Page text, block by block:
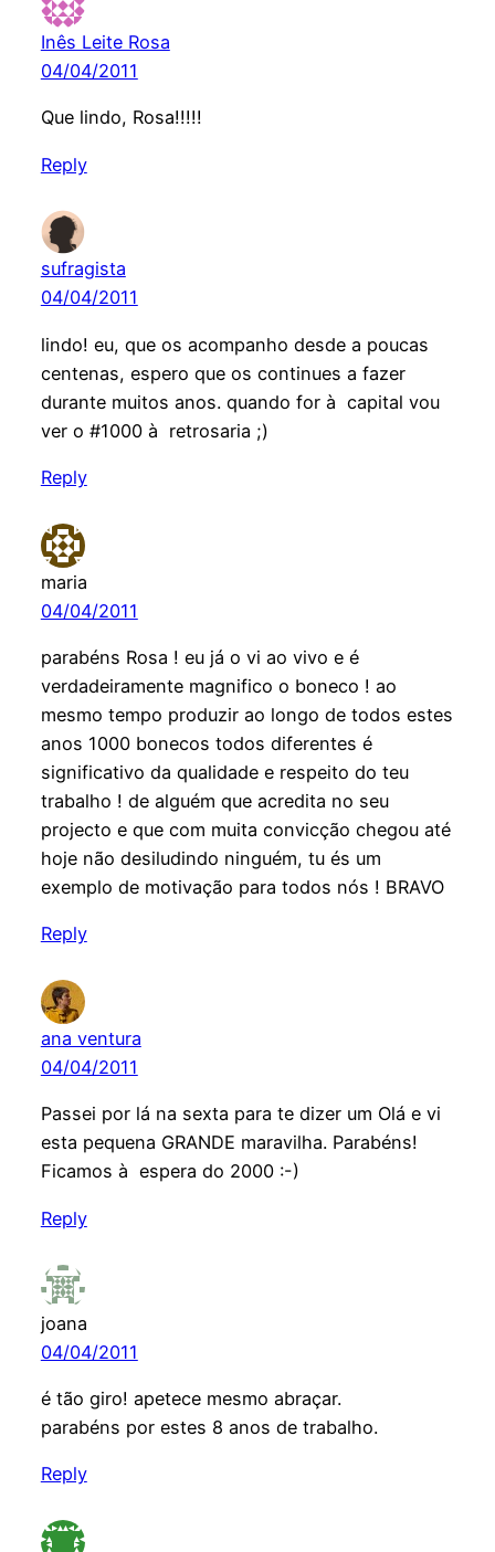
Inês Leite Rosa
04/04/2011
Que lindo, Rosa!!!!!
Reply
sufragista
04/04/2011
lindo! eu, que os acompanho desde a poucas
centenas, espero que os continues a fazer
durante muitos anos. quando for à capital vou
ver o #1000 à retrosaria ;)
Reply
maria
04/04/2011
parabéns Rosa ! eu já o vi ao vivo e é
verdadeiramente magnifico o boneco ! ao
mesmo tempo produzir ao longo de todos estes
anos 1000 bonecos todos diferentes é
significativo da qualidade e respeito do teu
trabalho ! de alguém que acredita no seu
projecto e que com muita convicção chegou até
hoje não desiludindo ninguém, tu és um
exemplo de motivação para todos nós ! BRAVO
Reply
ana ventura
04/04/2011
Passei por lá na sexta para te dizer um Olá e vi
esta pequena GRANDE maravilha. Parabéns!
Ficamos à espera do 2000 :-)
Reply
joana
04/04/2011
é tão giro! apetece mesmo abraçar.
parabéns por estes 8 anos de trabalho.
Reply